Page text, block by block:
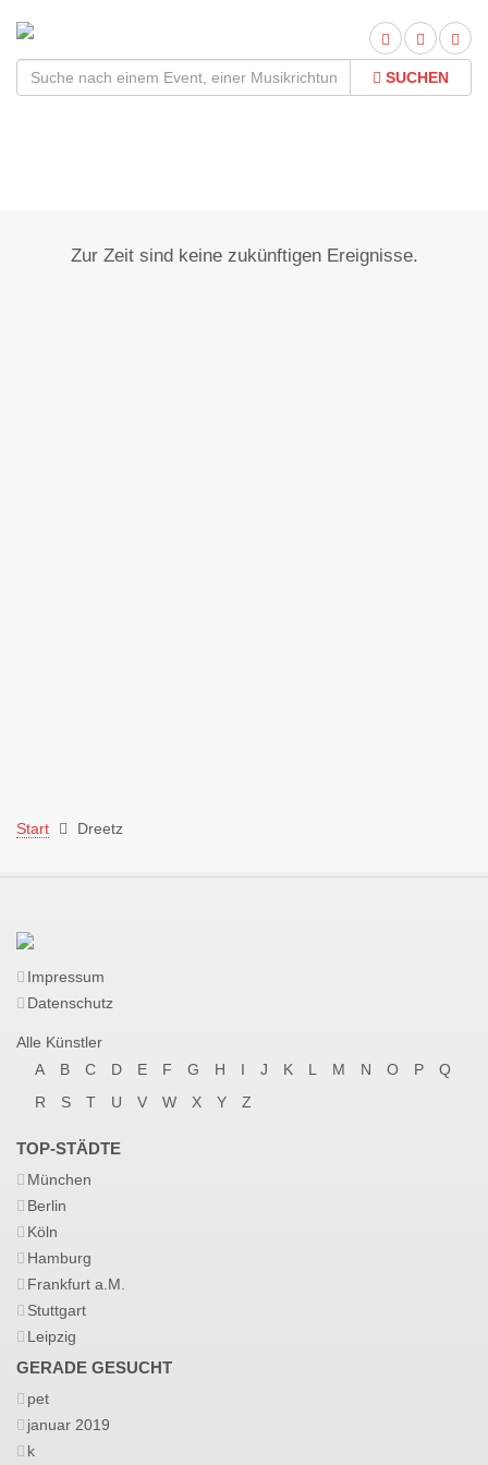
SUCHEN
Zur Zeit sind keine zukünftigen Ereignisse.
Start Dreetz
Impressum
Datenschutz
Alle Künstler
A
B C D E F G H I J K L M N O P
Q
R
S T U V W X Y Z
TOP-STÄDTE
München
Berlin
Köln
Hamburg
Frankfurt a.M.
Stuttgart
Leipzig
GERADE GESUCHT
pet
januar 2019
k